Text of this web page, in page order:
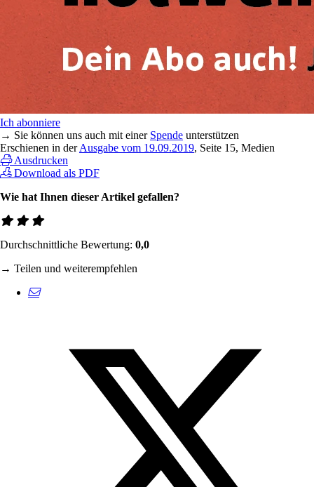
Ich abonniere
→ Sie können uns auch mit einer Spende unterstützen
Erschienen in derAusgabe vom 19.09.2019, Seite 15, Medien
Ausdrucken
Download als PDF
Wie hat Ihnen dieser Artikel gefallen?
Durchschnittliche Bewertung: 0,0
→ Teilen und weiterempfehlen